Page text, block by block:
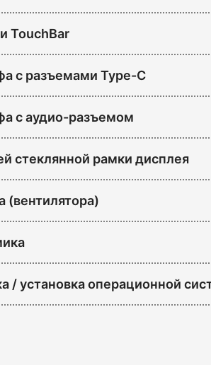
TouchBar
с разъемами Type-C
с аудио-разъемом
стеклянной рамки дисплея
(вентилятора)
/ установка операционной